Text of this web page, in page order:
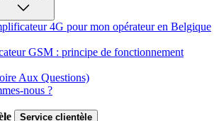
4G pour mon opérateur en Belgique
GSM : principe de fonctionnement
Aux Questions)
nous ?
Service clientèle